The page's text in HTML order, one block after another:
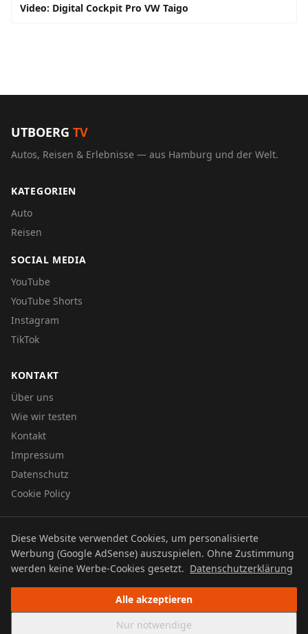
Video: Digital Cockpit Pro VW Taigo
UTBOERG TV
Autos, Reisen & Erlebnisse — aus Hamburg und der Welt.
KATEGORIEN
Auto
Reisen
SOCIAL MEDIA
YouTube
YouTube Shorts
Instagram
TikTok
KONTAKT
Über uns
Wie wir testen
Kontakt
Impressum
Datenschutz
Cookie Policy
© 2026 UTBOERG TV
DatenschutzImpressumCookie Policy
Diese Website verwendet Cookies, um personalisierte
Werbung (Google AdSense) auszuspielen. Ohne Zustimmung
werden keine Werbe-Cookies gesetzt. Datenschutzerklärung
Alle akzeptieren
Nur notwendige